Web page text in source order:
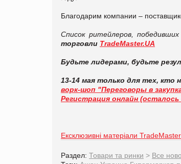
Благодарим компании –
Список ритейлеров,
торговли TradeMaster.UA
Будьте лидерами, будьте
13-14 мая только для тех, кто
ворк-шоп "Переговоры в
Регистрация онлайн
Ексклюзивні матеріали
Раздел: Товари та ринки > Все